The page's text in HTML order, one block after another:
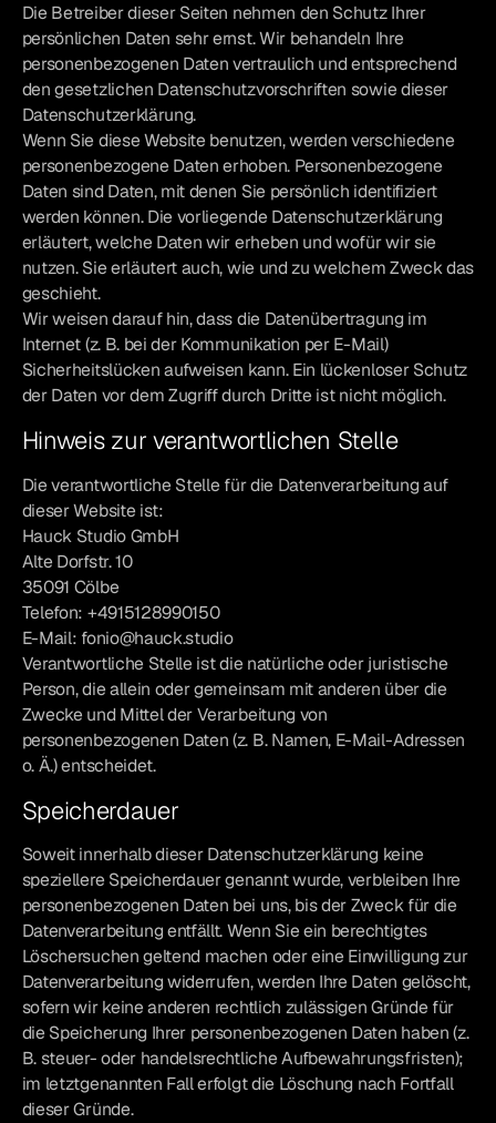
Die Betreiber dieser Seiten nehmen den Schutz Ihrer
persönlichen Daten sehr ernst. Wir behandeln Ihre
personenbezogenen Daten vertraulich und entsprechend
den gesetzlichen Datenschutzvorschriften sowie dieser
Datenschutzerklärung.
Wenn Sie diese Website benutzen, werden verschiedene
personenbezogene Daten erhoben. Personenbezogene
Daten sind Daten, mit denen Sie persönlich identifiziert
werden können. Die vorliegende Datenschutzerklärung
erläutert, welche Daten wir erheben und wofür wir sie
nutzen. Sie erläutert auch, wie und zu welchem Zweck das
geschieht.
Wir weisen darauf hin, dass die Datenübertragung im
Internet (z. B. bei der Kommunikation per E-Mail)
Sicherheitslücken aufweisen kann. Ein lückenloser Schutz
der Daten vor dem Zugriff durch Dritte ist nicht möglich.
Hinweis zur verantwortlichen Stelle
Die verantwortliche Stelle für die Datenverarbeitung auf
dieser Website ist:
Hauck Studio GmbH
Alte Dorfstr. 10
35091 Cölbe
Telefon: +4915128990150
E-Mail: fonio@hauck.studio
Verantwortliche Stelle ist die natürliche oder juristische
Person, die allein oder gemeinsam mit anderen über die
Zwecke und Mittel der Verarbeitung von
personenbezogenen Daten (z. B. Namen, E-Mail-Adressen
o. Ä.) entscheidet.
Speicherdauer
Soweit innerhalb dieser Datenschutzerklärung keine
speziellere Speicherdauer genannt wurde, verbleiben Ihre
personenbezogenen Daten bei uns, bis der Zweck für die
Datenverarbeitung entfällt. Wenn Sie ein berechtigtes
Löschersuchen geltend machen oder eine Einwilligung zur
Datenverarbeitung widerrufen, werden Ihre Daten gelöscht,
sofern wir keine anderen rechtlich zulässigen Gründe für
die Speicherung Ihrer personenbezogenen Daten haben (z.
B. steuer- oder handelsrechtliche Aufbewahrungsfristen);
im letztgenannten Fall erfolgt die Löschung nach Fortfall
dieser Gründe.